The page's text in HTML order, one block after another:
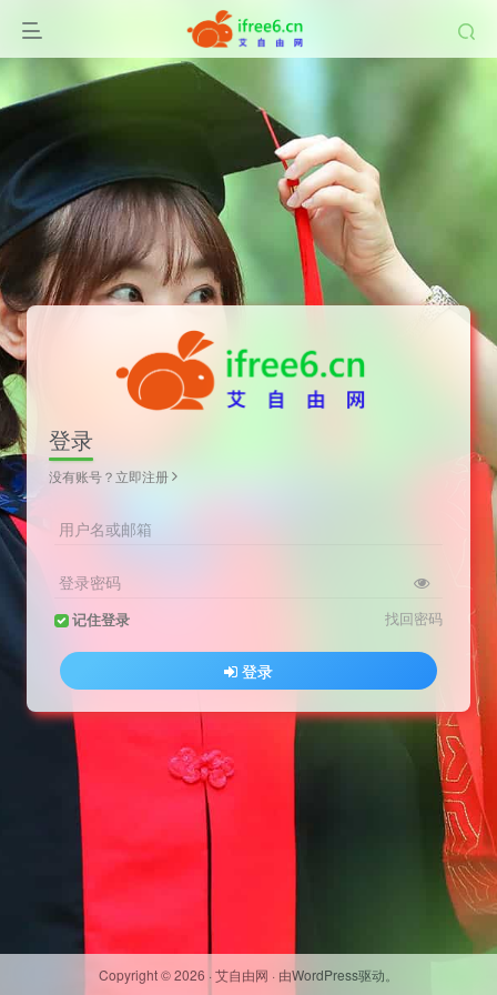
登录
没有账号？立即注册
用户名或邮箱
登录密码
记住登录 找回密码
登录
Copyright ©2026 · 艾自由网 · 由WordPress驱动。